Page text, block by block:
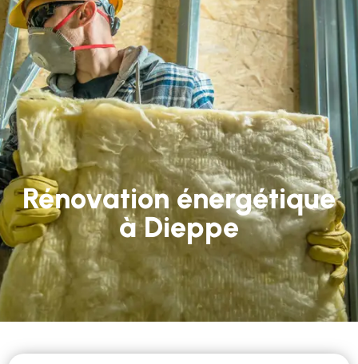
Rénovation énergétique
à Dieppe